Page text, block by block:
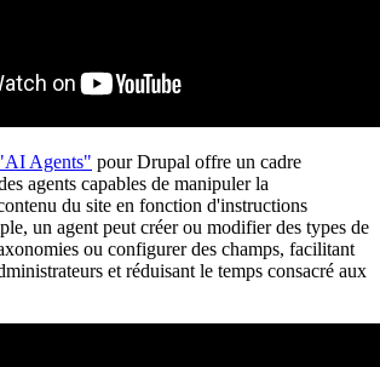
Agents" pour Drupal offre un cadre
agents capables de manipuler la
du site en fonction d'instructions
un agent peut créer ou modifier des types de
ou configurer des champs, facilitant
et réduisant le temps consacré aux